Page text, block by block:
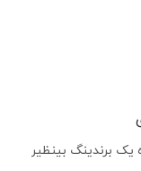
یک برندینگ بینظیر